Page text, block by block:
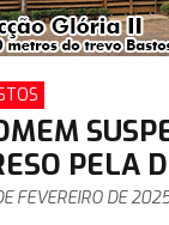
PELA
FEVEREIRO DE